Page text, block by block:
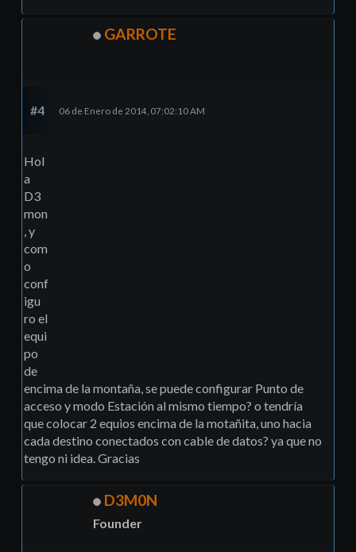
GARROTE
#4 06 de Enero de 2014, 07:02:10 AM
Hol
a
D3
mon
, y
com
o
conf
igu
ro el
equi
po
de
encima de la montaña, se puede configurar Punto de
acceso y modo Estación al mismo tiempo? o tendría
que colocar 2 equios encima de la motañita, uno hacia
cada destino conectados con cable de datos? ya que no
tengo ni idea. Gracias
D3M0N
Founder